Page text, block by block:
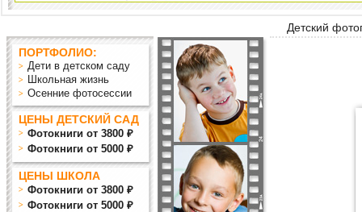
Детский
ПОРТФОЛИО:
Дети в детском саду
Школьная жизнь
Осенние фотосессии
ЦЕНЫ ДЕТСКИЙ САД
Фотокниги от 3800 ₽
Фотокниги от 5000 ₽
ЦЕНЫ ШКОЛА
Фотокниги от 3800 ₽
Фотокниги от 5000 ₽